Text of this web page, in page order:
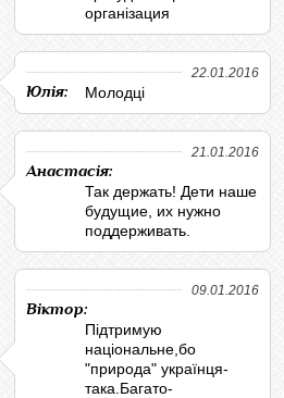
організация
22.01.2016
Юлія: Молодці
21.01.2016
Анастасія:
Так держать! Дети наше
будущие, их нужно
поддерживать.
09.01.2016
Віктор:
Підтримую
національне,бо
"природа" українця-
така.Багато-